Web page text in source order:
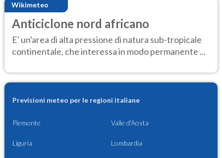
Wikimeteo
Anticiclone nord africano
E' un'area di alta pressione di natura sub-tropicale
continentale, che interessa in modo permanente ...
Previsioni meteo per le regioni italiane
Piemonte Valle d'Aosta
Liguria Lombardia